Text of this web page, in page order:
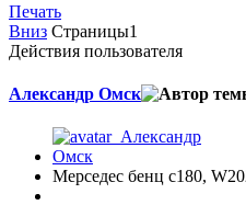
Печать
Вниз Страницы1
Действия пользователя
Александр Омск
Мерседес бенц с180,